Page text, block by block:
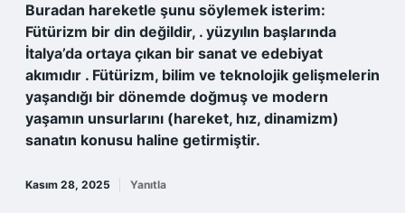
Buradan hareketle şunu söylemek isterim:
Fütürizm bir din değildir, . yüzyılın başlarında
İtalya’da ortaya çıkan bir sanat ve edebiyat
akımıdır . Fütürizm, bilim ve teknolojik gelişmelerin
yaşandığı bir dönemde doğmuş ve modern
yaşamın unsurlarını (hareket, hız, dinamizm)
sanatın konusu haline getirmiştir.
Kasım 28, 2025 Yanıtla